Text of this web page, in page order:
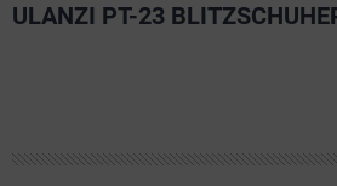
ULANZI PT-23